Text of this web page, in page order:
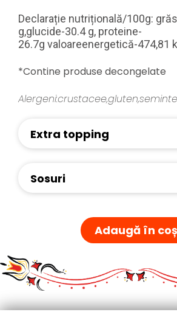
Declarație nutrițională/100g:
g,glucide-30.4 g, proteine-
26.7g valoareenergetică-474,81
*Contine produse decongelate
Extra topping
Sosuri
Adaugă în coș